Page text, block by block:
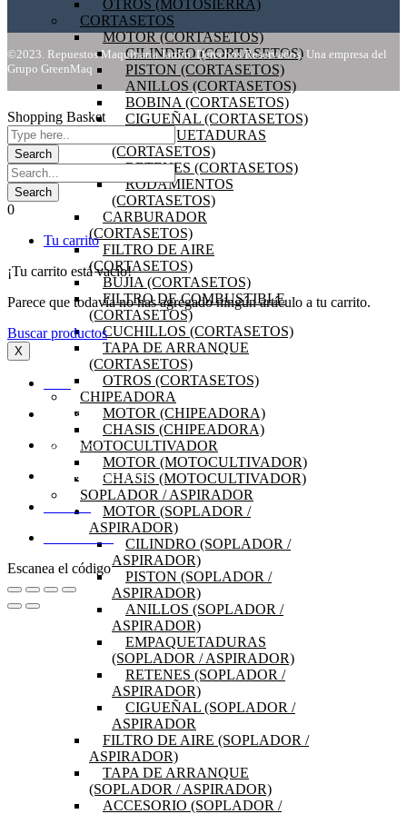
OTROS (MOTOSIERRA)
CORTASETOS
MOTOR (CORTASETOS)
CILINDRO (CORTASETOS)
PISTON (CORTASETOS)
ANILLOS (CORTASETOS)
BOBINA (CORTASETOS)
CIGUEÑAL (CORTASETOS)
EMPAQUETADURAS
(CORTASETOS)
RETENES (CORTASETOS)
RODAMIENTOS
(CORTASETOS)
CARBURADOR
(CORTASETOS)
FILTRO DE AIRE
(CORTASETOS)
BUJIA (CORTASETOS)
FILTRO DE COMBUSTIBLE
(CORTASETOS)
CUCHILLOS (CORTASETOS)
TAPA DE ARRANQUE
(CORTASETOS)
OTROS (CORTASETOS)
CHIPEADORA
MOTOR (CHIPEADORA)
CHASIS (CHIPEADORA)
MOTOCULTIVADOR
MOTOR (MOTOCULTIVADOR)
CHASIS (MOTOCULTIVADOR)
SOPLADOR / ASPIRADOR
MOTOR (SOPLADOR /
ASPIRADOR)
CILINDRO (SOPLADOR /
ASPIRADOR)
PISTON (SOPLADOR /
ASPIRADOR)
ANILLOS (SOPLADOR /
ASPIRADOR)
EMPAQUETADURAS
(SOPLADOR / ASPIRADOR)
RETENES (SOPLADOR /
ASPIRADOR)
CIGUEÑAL (SOPLADOR /
ASPIRADOR
FILTRO DE AIRE (SOPLADOR /
ASPIRADOR)
TAPA DE ARRANQUE
(SOPLADOR / ASPIRADOR)
ACCESORIO (SOPLADOR /
©2023. Repuestos Maquinaria Jardín. Derechos Reservados. Una empresa del
Grupo GreenMaq
Shopping Basket
0
Tu carrito
¡Tu carrito está vacío!
Parece que todavía no has agregado ningún artículo a tu carrito.
Buscar productos
X
OFERTAS
PRODUCTOS
PREGUNTAS FRECUENTES
MI CUENTA
Escanea el código